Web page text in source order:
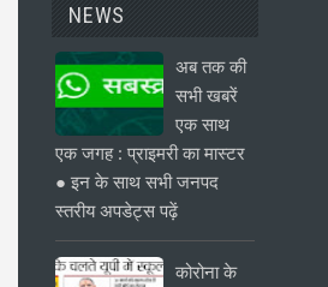
NEWS
अब तक की
सभी खबरें
एक साथ
एक जगह : प्राइमरी का मास्टर
● इन के साथ सभी जनपद
स्तरीय अपडेट्स पढ़ें
कोरोना के